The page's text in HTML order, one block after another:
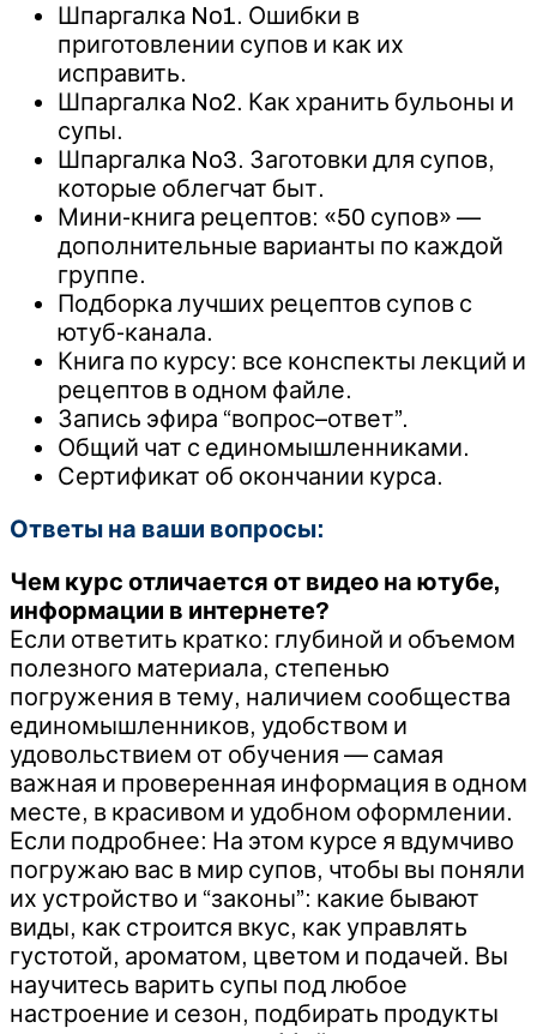
Шпаргалка No1. Ошибки в
приготовлении супов и как их
исправить.
Шпаргалка No2. Как хранить бульоны и
супы.
Шпаргалка No3. Заготовки для супов,
которые облегчат быт.
Мини-книга рецептов: «50 супов» —
дополнительные варианты по каждой
группе.
Подборка лучших рецептов супов с
ютуб-канала.
Книга по курсу: все конспекты лекций и
рецептов в одном файле.
Запись эфира “вопрос–ответ”.
Общий чат с единомышленниками.
Сертификат об окончании курса.
Ответы на ваши вопросы:
Чем курс отличается от видео на ютубе,
информации в интернете?
Если ответить кратко: глубиной и объемом
полезного материала, степенью
погружения в тему, наличием сообщества
единомышленников, удобством и
удовольствием от обучения — самая
важная и проверенная информация в одном
месте, в красивом и удобном оформлении.
Если подробнее: На этом курсе я вдумчиво
погружаю вас в мир супов, чтобы вы поняли
их устройство и “законы”: какие бывают
виды, как строится вкус, как управлять
густотой, ароматом, цветом и подачей. Вы
научитесь варить супы под любое
настроение и сезон, подбирать продукты